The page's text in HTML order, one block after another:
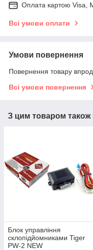
Оплата картою Visa,
Всі умови оплати
Умови повернення
Повернення товару
Всі умови повернення
З цим товаром
Блок управління
склопідйомниками Tiger
PW-2 NEW